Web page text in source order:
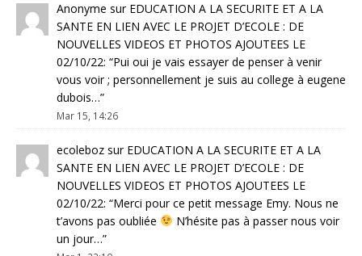
Anonyme sur EDUCATION A LA SECURITE ET A LA
SANTE EN LIEN AVEC LE PROJET D’ECOLE : DE
NOUVELLES VIDEOS ET PHOTOS AJOUTEES LE
02/10/22: “Pui oui je vais essayer de penser à venir
vous voir ; personnellement je suis au college à eugene
dubois…”
Mar 15, 14:26
ecoleboz sur EDUCATION A LA SECURITE ET A LA
SANTE EN LIEN AVEC LE PROJET D’ECOLE : DE
NOUVELLES VIDEOS ET PHOTOS AJOUTEES LE
02/10/22: “Merci pour ce petit message Emy. Nous ne
t’avons pas oubliée
N’hésite pas à passer nous voir
un jour…”